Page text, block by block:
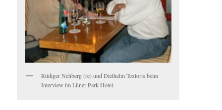
Rüdiger Nehberg (re) und Diethelm Textoris beim
Interview im Lüner Park-Hotel.